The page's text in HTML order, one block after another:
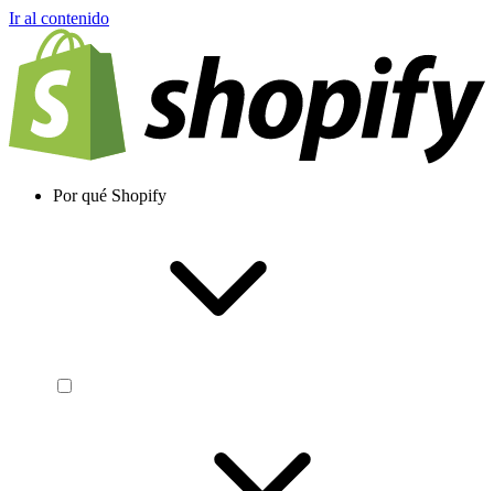
Ir al contenido
Por qué Shopify